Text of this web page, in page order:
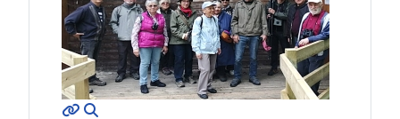
MOD_JTCS_VIEW_ARTICLE_LINK